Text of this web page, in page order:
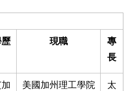
現職
專
長
美國加州理工學院
太